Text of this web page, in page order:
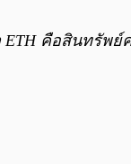
คือสินทรัพย์ค